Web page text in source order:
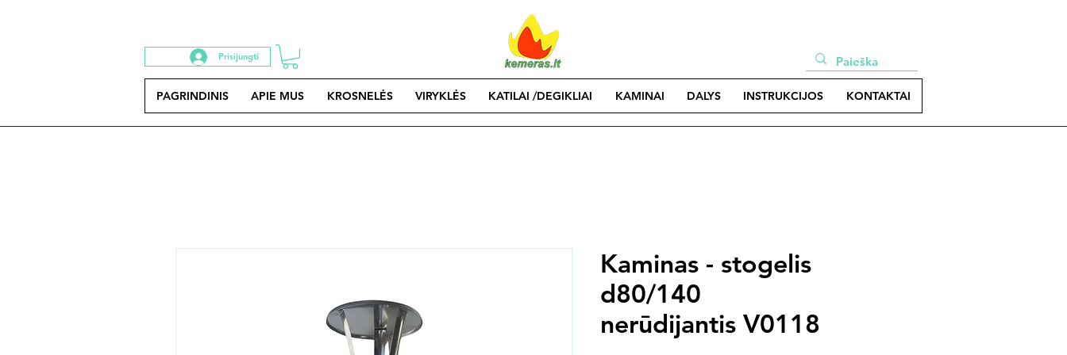
Prisijungti
PAGRINDINIS APIE MUS KROSNELĖS VIRYKLĖS KATILAI /DEGIKLIAI KAMINAI DALYS INSTRUKCIJOS KONTAKTAI
Kaminas - stogelis
d80/140
nerūdijantis V0118